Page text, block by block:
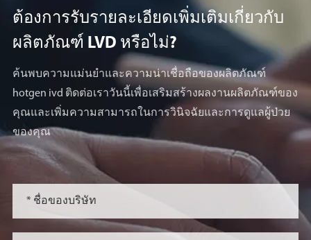
ต้องการรับรายละเอียดเพิ่มเติมเกี่ยวกับ
ผลิตภัณฑ์ LVD หรือไม่?
ค้นพบความแม่นยำและความน่าเชื่อถือของผลิตภัณฑ์
hotgen ivd ติดต่อเราวันนี้เพื่อเสริมสร้างผลงานผลิตภัณฑ์ของ
คุณและเพิ่มความสามารถในการวินิจฉัยและการดูแลผู้ป่วย
ของคุณ